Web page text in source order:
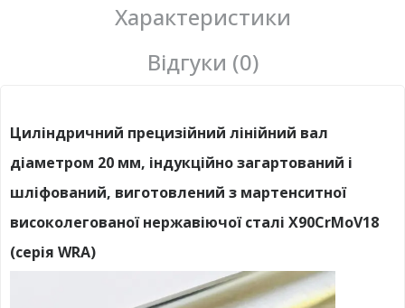
Характеристики
Відгуки (0)
Циліндричний прецизійний лінійний вал
діаметром 20 мм, індукційно загартований і
шліфований, виготовлений з мартенситної
високолегованої нержавіючої сталі X90CrMoV18
(серія WRA)